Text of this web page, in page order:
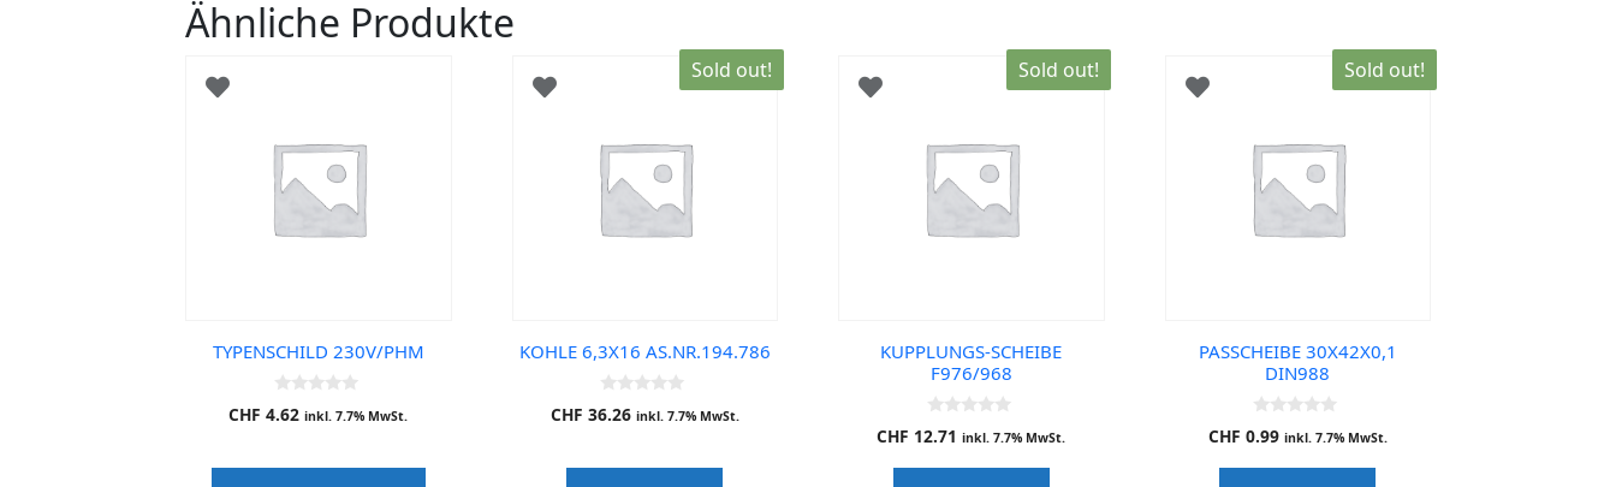
Ähnliche Produkte
TYPENSCHILD 230V/PHM
0
o
o
CHF 4.62 inkl. 7.7% MwSt.
Sold out!
KOHLE 6,3X16 AS.NR.194.786
0
o
o
CHF 36.26 inkl. 7.7% MwSt.
Sold out!
KUPPLUNGS-SCHEIBE
F976/968
0
o
CHF 12.71 inkl. 7.7% MwSt.
Sold out!
PASSCHEIBE 30X42X0,1
DIN988
0
o
CHF 0.99 inkl. 7.7% MwSt.